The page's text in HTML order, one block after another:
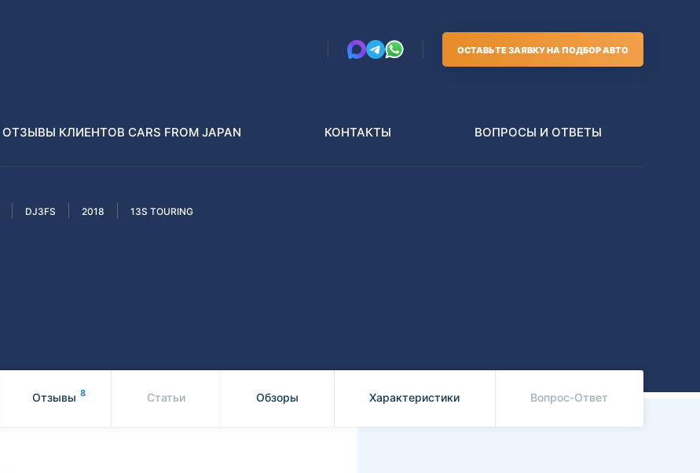
ОСТАВЬТЕ ЗАЯВКУ НА ПОДБОР АВТО
Распилы и конструкторы
ОТЗЫВЫ КЛИЕНТОВ CARS FROM JAPAN КОНТАКТЫ ВОПРОСЫ И ОТВЕТЫ
DJ3FS 2018 13S TOURING
Отзывы 8 Статьи Обзоры Характеристики Вопрос-Ответ